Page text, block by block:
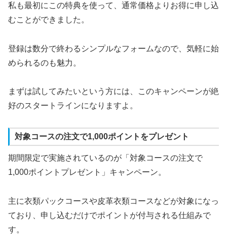
私も最初にこの特典を使って、通常価格よりお得に申し込
むことができました。
登録は数分で終わるシンプルなフォームなので、気軽に始
められるのも魅力。
まずは試してみたいという方には、このキャンペーンが絶
好のスタートラインになりますよ。
対象コースの注文で1,000ポイントをプレゼント
期間限定で実施されているのが「対象コースの注文で
1,000ポイントプレゼント」キャンペーン。
主に衣類パックコースや皮革衣類コースなどが対象になっ
ており、申し込むだけでポイントが付与される仕組みで
す。